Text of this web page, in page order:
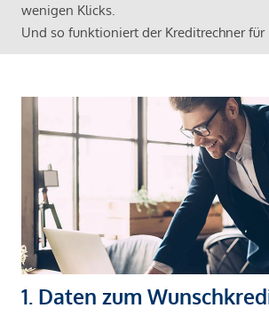
wenigen Klicks.
Und so funktioniert der Kreditrechner
1. Daten zum